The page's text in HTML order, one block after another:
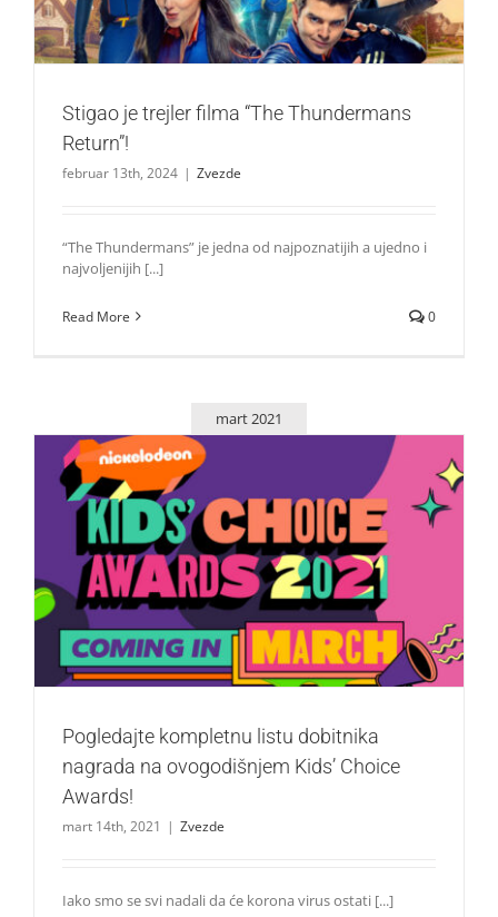
Stigao je trejler filma “The Thundermans
Return”!
februar 13th, 2024 | Zvezde
“The Thundermans” je jedna od najpoznatijih a ujedno i
najvoljenijih [...]
Read More 0
mart 2021
Pogledajte kompletnu listu dobitnika nagrada na
ovogodišnjem Kids’ Choice Awards!
Zvezde
Pogledajte kompletnu listu dobitnika
nagrada na ovogodišnjem Kids’ Choice
Awards!
mart 14th, 2021 | Zvezde
Iako smo se svi nadali da će korona virus ostati [...]